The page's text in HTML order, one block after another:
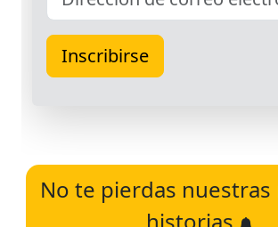
No te pierdas